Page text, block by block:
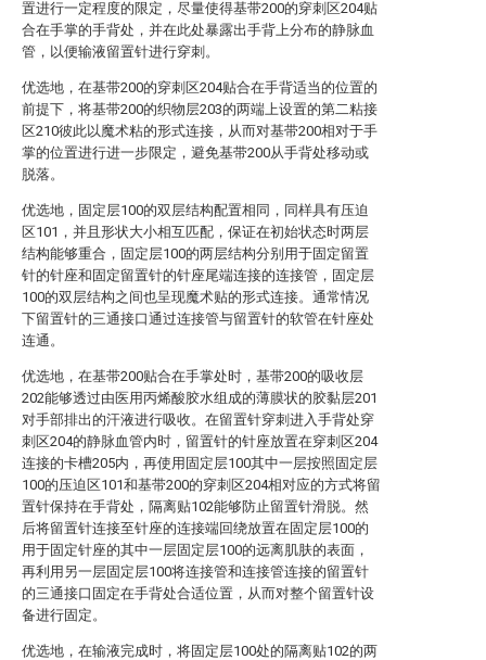
置进行一定程度的限定，尽量使得基带200的穿刺区204贴
合在手掌的手背处，并在此处暴露出手背上分布的静脉血
管，以便输液留置针进行穿刺。
优选地，在基带200的穿刺区204贴合在手背适当的位置的
前提下，将基带200的织物层203的两端上设置的第二粘接
区210彼此以魔术粘的形式连接，从而对基带200相对于手
掌的位置进行进一步限定，避免基带200从手背处移动或
脱落。
优选地，固定层100的双层结构配置相同，同样具有压迫
区101，并且形状大小相互匹配，保证在初始状态时两层
结构能够重合，固定层100的两层结构分别用于固定留置
针的针座和固定留置针的针座尾端连接的连接管，固定层
100的双层结构之间也呈现魔术贴的形式连接。通常情况
下留置针的三通接口通过连接管与留置针的软管在针座处
连通。
优选地，在基带200贴合在手掌处时，基带200的吸收层
202能够透过由医用丙烯酸胶水组成的薄膜状的胶黏层201
对手部排出的汗液进行吸收。在留置针穿刺进入手背处穿
刺区204的静脉血管内时，留置针的针座放置在穿刺区204
连接的卡槽205内，再使用固定层100其中一层按照固定层
100的压迫区101和基带200的穿刺区204相对应的方式将留
置针保持在手背处，隔离贴102能够防止留置针滑脱。然
后将留置针连接至针座的连接端回绕放置在固定层100的
用于固定针座的其中一层固定层100的远离肌肤的表面，
再利用另一层固定层100将连接管和连接管连接的留置针
的三通接口固定在手背处合适位置，从而对整个留置针设
备进行固定。
优选地，在输液完成时，将固定层100处的隔离贴102的两